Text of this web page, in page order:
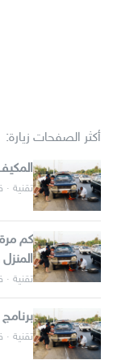
أكثر الصفحات زيارة:
تقنية ·
كم
تقنية ·
تقنية ·